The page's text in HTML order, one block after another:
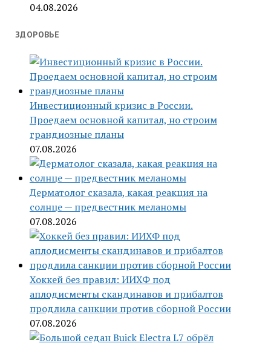
04.08.2026
ЗДОРОВЬЕ
Инвестиционный кризис в России.
Проедаем основной капитал, но строим
грандиозные планы
07.08.2026
Дерматолог сказала, какая реакция на
солнце — предвестник меланомы
07.08.2026
Хоккей без правил: ИИХФ под
аплодисменты скандинавов и прибалтов
продлила санкции против сборной России
07.08.2026